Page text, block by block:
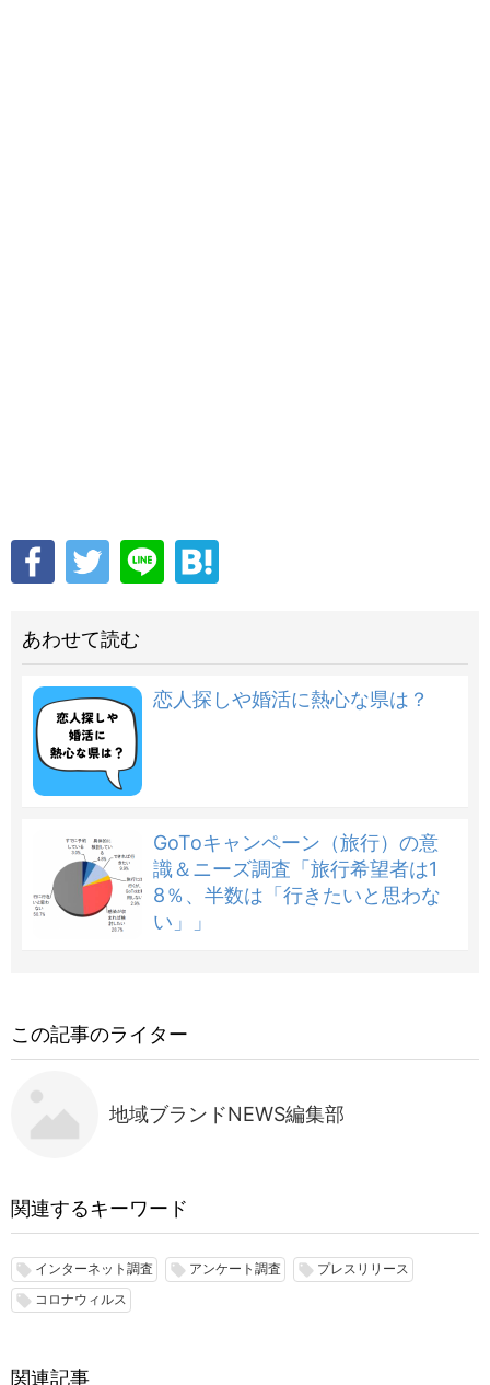
あわせて読む
恋人探しや婚活に熱心な県は？
GoToキャンペーン（旅行）の意
識＆ニーズ調査「旅行希望者は1
8％、半数は「行きたいと思わな
い」」
この記事のライター
地域ブランドNEWS編集部
関連するキーワード
local_offer インターネット調査 local_offer アンケート調査 local_offer プレスリリース
local_offer コロナウィルス
関連記事